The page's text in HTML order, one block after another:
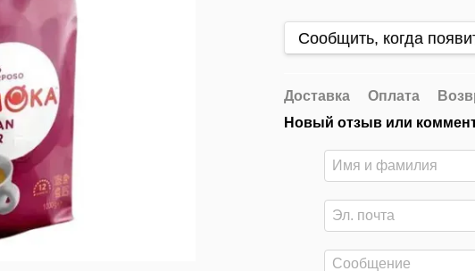
Сообщить, когда
Доставка Оплата
Новый отзыв или